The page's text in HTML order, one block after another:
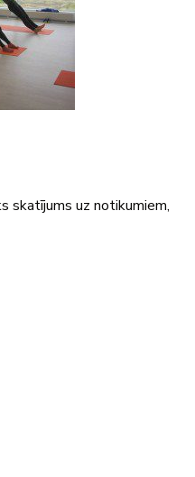
skatījums uz notikumiem,